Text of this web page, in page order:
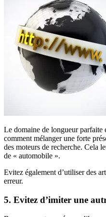
Le domaine de longueur parfaite
comment mélanger une forte
des moteurs de recherche. Cela
de « automobile ».
Evitez également d’utiliser des
erreur.
5. Evitez d’imiter une